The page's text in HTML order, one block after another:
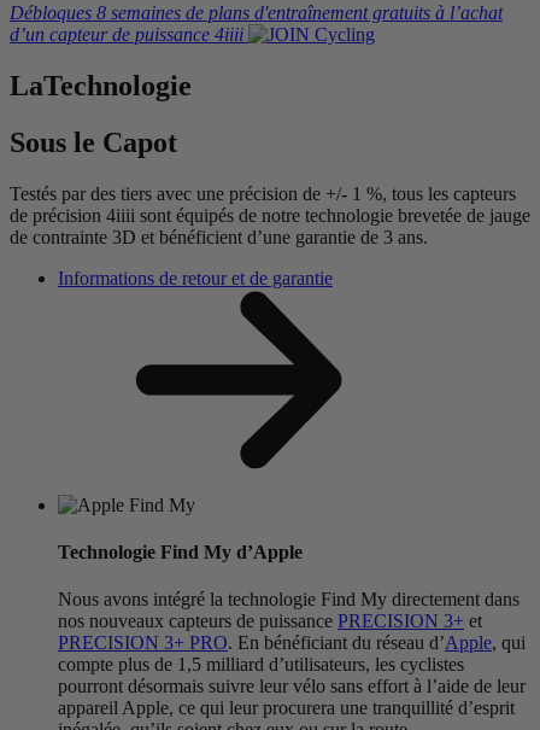
Débloques 8 semaines de plans d'entraînement gratuits à l’achat
d’un capteur de puissance 4iiii
LaTechnologie
Sous le Capot
Testés par des tiers avec une précision de +/- 1 %, tous les capteurs
de précision 4iiii sont équipés de notre technologie brevetée de jauge
de contrainte 3D et bénéficient d’une garantie de 3 ans.
Informations de retour et de garantie
Technologie Find My d’Apple
Nous avons intégré la technologie Find My directement dans
nos nouveaux capteurs de puissance PRECISION 3+ et
PRECISION 3+ PRO. En bénéficiant du réseau d’Apple, qui
compte plus de 1,5 milliard d’utilisateurs, les cyclistes
pourront désormais suivre leur vélo sans effort à l’aide de leur
appareil Apple, ce qui leur procurera une tranquillité d’esprit